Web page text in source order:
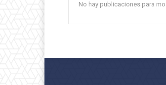
No hay publicaciones para